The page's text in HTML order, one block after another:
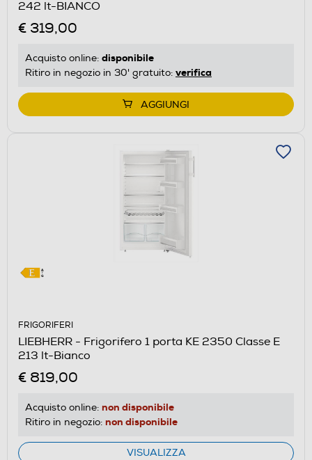
242 lt-BIANCO
€ 319,00
Acquisto online: disponibile
Ritiro in negozio in 30' gratuito: verifica
AGGIUNGI
FRIGORIFERI
LIEBHERR - Frigorifero 1 porta KE 2350 Classe E
213 lt-Bianco
€ 819,00
Acquisto online: non disponibile
Ritiro in negozio: non disponibile
VISUALIZZA